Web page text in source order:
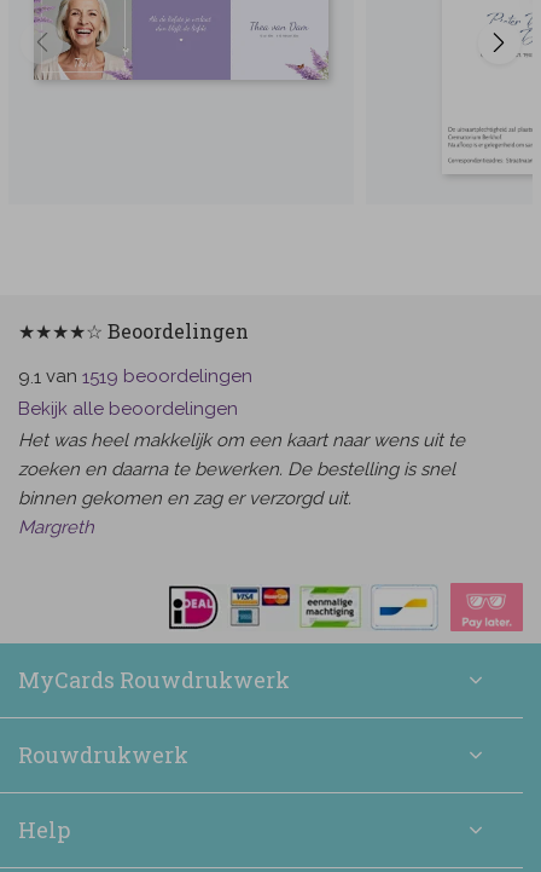
★★★★☆ Beoordelingen
9.1 van 1519 beoordelingen
Bekijk alle beoordelingen
Het was heel makkelijk om een kaart naar wens uit te
zoeken en daarna te bewerken. De bestelling is snel
binnen gekomen en zag er verzorgd uit.
Margreth
MyCards Rouwdrukwerk
Rouwdrukwerk
Help